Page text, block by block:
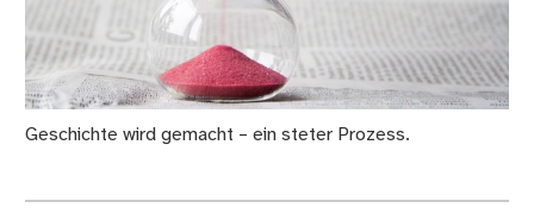
Geschichte wird gemacht – ein steter Prozess.